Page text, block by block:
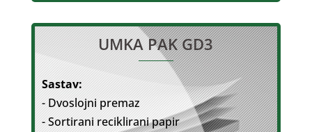
UMKA PAK GD3
Sastav:
- Dvoslojni premaz
- Sortirani reciklirani papir